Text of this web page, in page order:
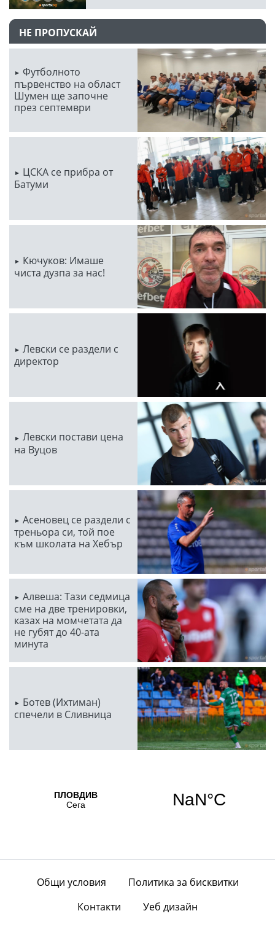
НЕ ПРОПУСКАЙ
Футболното
първенство на област
Шумен ще започне
през септември
ЦСКА се прибра от
Батуми
Кючуков: Имаше
чиста дузпа за нас!
Левски се раздели с
директор
Левски постави цена
на Вуцов
Асеновец се раздели с
треньора си, той пое
към школата на Хебър
Алвеша: Тази седмица
сме на две тренировки,
казах на момчетата да
не губят до 40-ата
минута
Ботев (Ихтиман)
спечели в Сливница
Общи условия
Политика за бисквитки
Контакти
Уеб дизайн